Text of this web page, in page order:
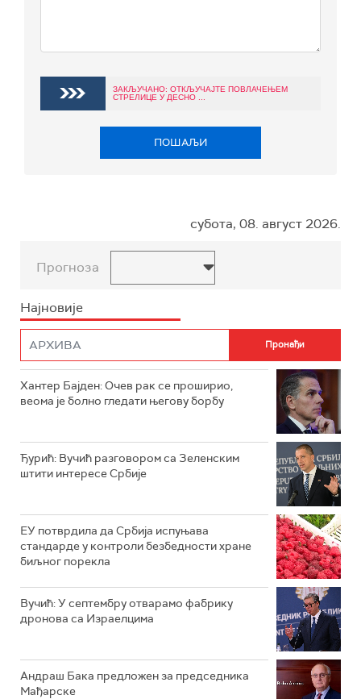
ЗАКЉУЧАНО: ОТКЉУЧАЈТЕ ПОВЛАЧЕЊЕМ
СТРЕЛИЦЕ У ДЕСНО ...
ПОШАЉИ
субота, 08. август 2026.
Прогноза
Најновије
Хантер Бајден: Очев рак се проширио,
веома је болно гледати његову борбу
Ђурић: Вучић разговором са Зеленским
штити интересе Србије
ЕУ потврдила да Србија испуњава
стандарде у контроли безбедности хране
биљног порекла
Вучић: У септембру отварамо фабрику
дронова са Израелцима
Андраш Бакa предложен за председника
Мађарске